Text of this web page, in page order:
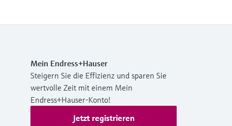
Mein Endress+Hauser
Steigern Sie die Effizienz und sparen Sie
wertvolle Zeit mit einem Mein
Endress+Hauser-Konto!
Jetzt registrieren